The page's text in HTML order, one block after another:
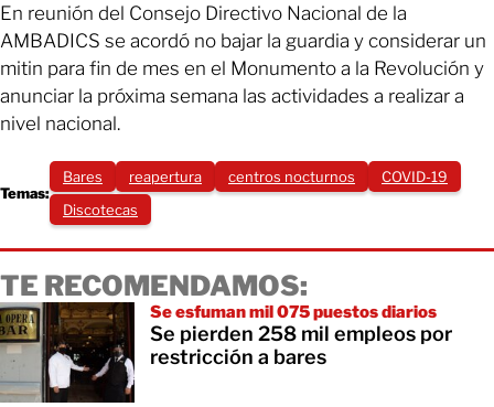
En reunión del Consejo Directivo Nacional de la
AMBADICS se acordó no bajar la guardia y considerar un
mitin para fin de mes en el Monumento a la Revolución y
anunciar la próxima semana las actividades a realizar a
nivel nacional.
Temas:
Bares reapertura centros nocturnos
COVID-19
Discotecas
TE RECOMENDAMOS:
Se esfuman mil 075 puestos diarios
Se pierden 258 mil empleos por
restricción a bares